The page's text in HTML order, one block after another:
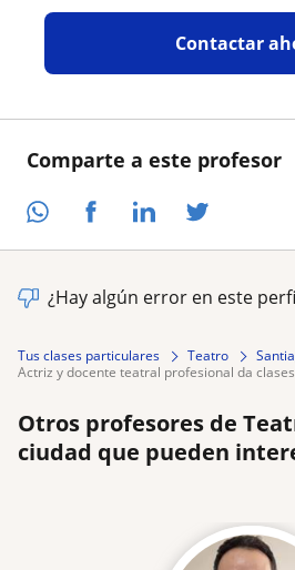
Comparte a este profesor
Contactar
¿Hay algún error en este
Tus clases particulares Teatro
actriz y docente teatral profesional da
Otros profesores de
ciudad que pueden